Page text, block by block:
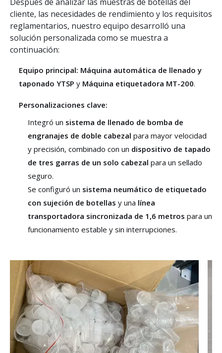
cliente, las necesidades de rendimiento y los requisitos
reglamentarios, nuestro equipo desarrolló una
solución personalizada como se muestra a
continuación:
Equipo principal: Máquina automática de llenado y
taponado YTSP y Máquina etiquetadora MT-200.
Personalizaciones clave:
Integró un sistema de llenado de bomba de
engranajes de doble cabezal para mayor velocidad
y precisión, combinado con un dispositivo de tapado
de tres garras de un solo cabezal para un sellado
seguro.
Se configuró un sistema neumático de etiquetado
con sujeción de botellas y una línea
transportadora sincronizada de 1,6 metros para un
funcionamiento estable y sin interrupciones.